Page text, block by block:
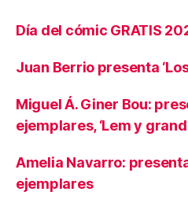
Día del cómic GRATIS
Juan Berrio presenta
Miguel Á. Giner Bou:
ejemplares, ‘Lem y
Amelia Navarro:
ejemplares